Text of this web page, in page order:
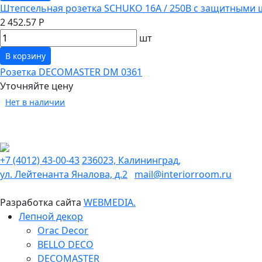
Штепсельная розетка SCHUKO 16А / 250В с
2 452.57 Р
шт
В корзину
Розетка DECOMASTER DM 0361
Уточняйте цену
Нет в наличии
+7 (4012) 43-00-43236023, Калининград,
ул. Лейтенанта Яналова, д.2 mail@interiorroom.ru
Разработка сайта WEBMEDIA.
Лепной декор
Orac Decor
BELLO DECO
DECOMASTER